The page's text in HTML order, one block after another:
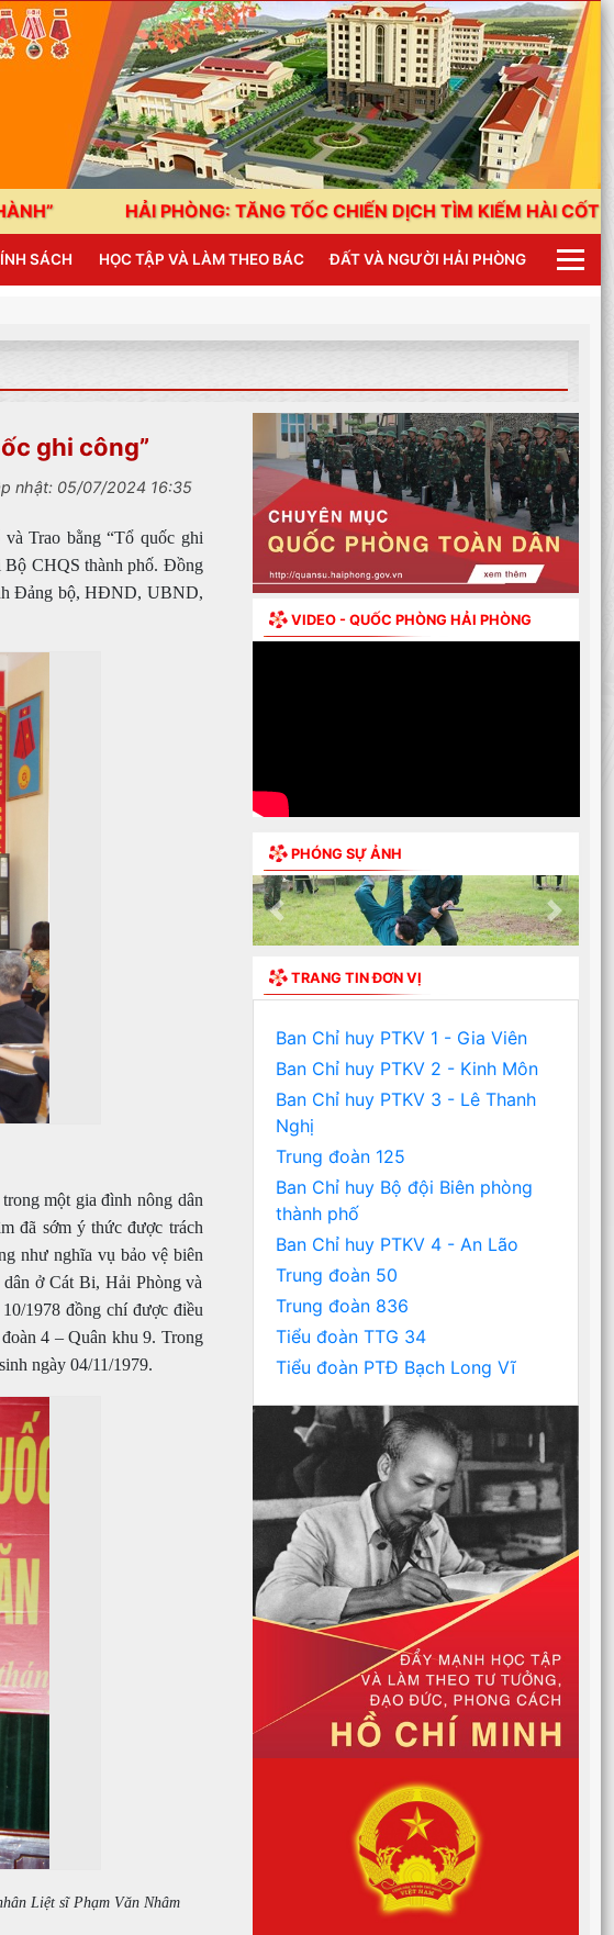
HẢI PHÒNG: TĂNG TỐC CHIẾN DỊCH TÌM KIẾM HÀI CỐT LIỆT SĨ
SÁCH HỌC TẬP VÀ LÀM THEO BÁC ĐẤT VÀ NGƯỜI HẢI PHÒNG
ghi công”
nhật: 05/07/2024 16:35
Trao bằng “Tổ quốc ghi
Bộ CHQS thành phố. Đồng
Đảng bộ, HĐND, UBND,
một gia đình nông dân
đã sớm ý thức được trách
như nghĩa vụ bảo vệ biên
ở Cát Bi, Hải Phòng và
1978 đồng chí được điều
4 – Quân khu 9. Trong
ngày 04/11/1979.
Liệt sĩ Phạm Văn Nhâm
VIDEO - QUỐC PHÒNG HẢI PHÒNG
PHÓNG SỰ ẢNH
Previous Next
TRANG TIN ĐƠN VỊ
Ban Chỉ huy PTKV 1 - Gia Viên
Ban Chỉ huy PTKV 2 - Kinh Môn
Ban Chỉ huy PTKV 3 - Lê Thanh
Nghị
Trung đoàn 125
Ban Chỉ huy Bộ đội Biên phòng
thành phố
Ban Chỉ huy PTKV 4 - An Lão
Trung đoàn 50
Trung đoàn 836
Tiểu đoàn TTG 34
Tiểu đoàn PTĐ Bạch Long Vĩ